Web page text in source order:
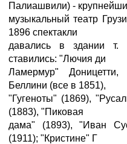
Палиашвили) -
музыкальный театр
1896 спектакли
давались в здании
ставились: "Лючия ди
Ламермур"
Беллини (все в 1851),
"Гугеноты" (1869),
(1883), "Пиковая
дама" (1893), "Иван
(1911); "Кристине" Г